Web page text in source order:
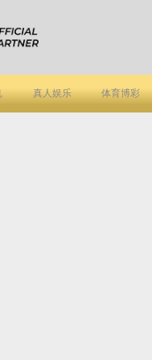
真人娱乐 体育博彩